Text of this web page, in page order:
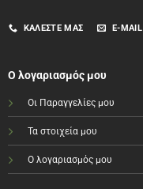
ΚΑΛΈΣΤΕ ΜΑΣ E-MAIL
Ο λογαριασμός μου
Οι Παραγγελίες μου
Τα στοιχεία μου
Ο λογαριασμός μου